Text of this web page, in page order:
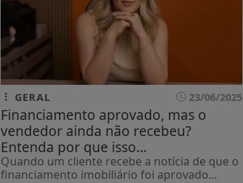
GERAL 23/06/2025
Financiamento aprovado, mas o
vendedor ainda não recebeu?
Entenda por que isso...
Quando um cliente recebe a notícia de que o
financiamento imobiliário foi aprovado...